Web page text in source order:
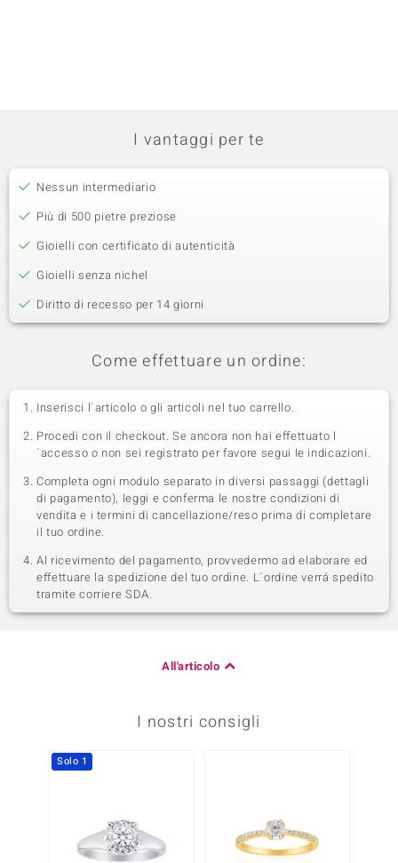
I vantaggi per te
Nessun intermediario
Più di 500 pietre preziose
Gioielli con certificato di autenticità
Gioielli senza nichel
Diritto di recesso per 14 giorni
Come effettuare un ordine:
Inserisci l´articolo o gli articoli nel tuo carrello.
Procedi con il checkout. Se ancora non hai effettuato l
´accesso o non sei registrato per favore segui le indicazioni.
Completa ogni modulo separato in diversi passaggi (dettagli
di pagamento), leggi e conferma le nostre condizioni di
vendita e i termini di cancellazione/reso prima di completare
il tuo ordine.
Al ricevimento del pagamento, provvedermo ad elaborare ed
effettuare la spedizione del tuo ordine. L´ordine verrá spedito
tramite corriere SDA.
All'articolo
I nostri consigli
Solo 1